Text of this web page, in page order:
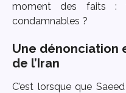
moment des faits :
condamnables ?
Une dénonciation
de l’Iran
C’est lorsque que